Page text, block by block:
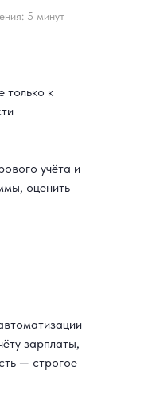
5 минут
только к
учёта и
оценить
зарплаты,
— строгое